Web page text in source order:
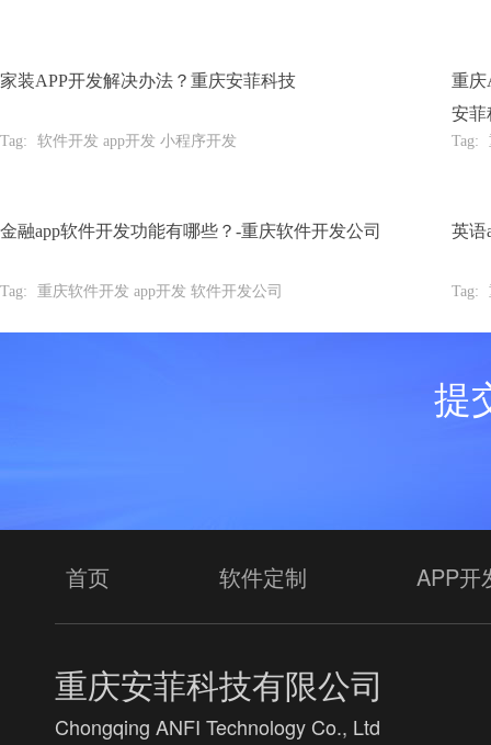
家装APP开发解决办法？重庆安菲科技
Tag: 软件开发 app开发 小程序开发
重庆
安菲
Tag:
金融app软件开发功能有哪些？-重庆软件开发公司
Tag: 重庆软件开发 app开发 软件开发公司
英语
Tag:
提
首页 软件定制 APP开
重庆安菲科技有限公司
Chongqing ANFI Technology Co., Ltd